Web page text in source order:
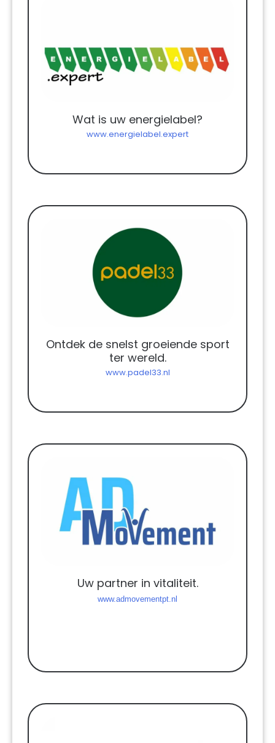
Wat is uw energielabel?
www.energielabel.expert
Ontdek de snelst groeiende sport
ter wereld.
www.padel33.nl
Uw partner in vitaliteit.
www.admovementpt.nl